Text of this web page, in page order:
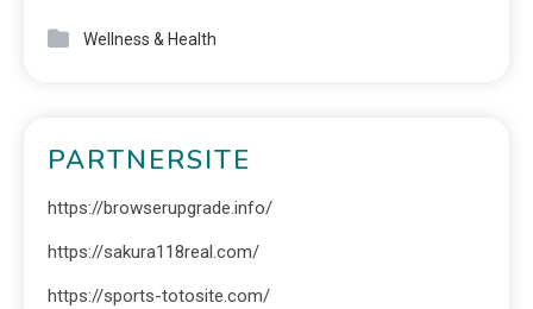
Wellness & Health
PARTNERSITE
https://browserupgrade.info/
https://sakura118real.com/
https://sports-totosite.com/